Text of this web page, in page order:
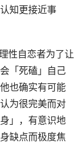
知更接近事
性自恋者为了让
「死磕」自己
也确实有可能
为很完美而对
」，有意识地
缺点而极度焦